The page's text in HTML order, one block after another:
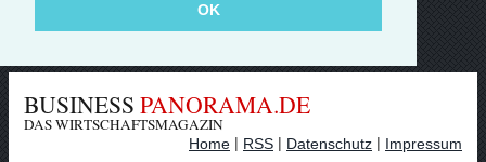
OK
BUSINESS PANORAMA.DE
DAS WIRTSCHAFTSMAGAZIN
Home | RSS | Datenschutz | Impressum